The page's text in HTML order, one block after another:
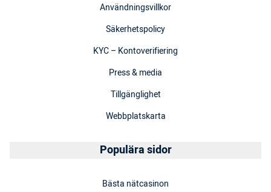
Användningsvillkor
Säkerhetspolicy
KYC – Kontoverifiering
Press & media
Tillgänglighet
Webbplatskarta
Populära sidor
Bästa nätcasinon